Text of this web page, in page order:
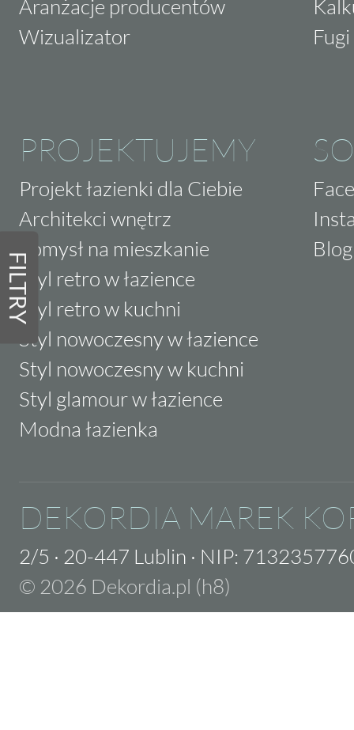
FILTRY
Aranżacje producentów
Wizualizator
PROJEKTUJEMY
Projekt łazienki dla Ciebie
Architekci wnętrz
Pomysł na mieszkanie
Styl retro w łazience
Styl retro w kuchni
Styl nowoczesny w łazience
Styl nowoczesny w kuchni
Styl glamour w łazience
Modna łazienka
Blog
DEKORDIA MAREK
2/5 · 20-447 Lublin · NIP:
© 2026 Dekordia.pl (h8)